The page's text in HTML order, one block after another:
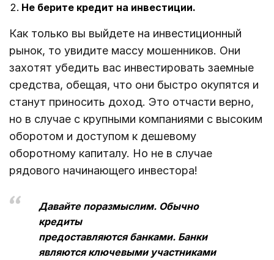
Не берите кредит на инвестиции.
Как только вы выйдете на инвестиционный
рынок, то увидите массу мошенников. Они
захотят убедить вас инвестировать заемные
средства, обещая, что они быстро окупятся и
станут приносить доход. Это отчасти верно,
но в случае с крупными компаниями с высоким
оборотом и доступом к дешевому
оборотному капиталу. Но не в случае
рядового начинающего инвестора!
Давайте поразмыслим. Обычно
кредиты
предоставляются банками. Банки
являются ключевыми участниками